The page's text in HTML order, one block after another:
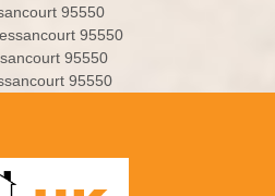
95550
95550
95550
95550